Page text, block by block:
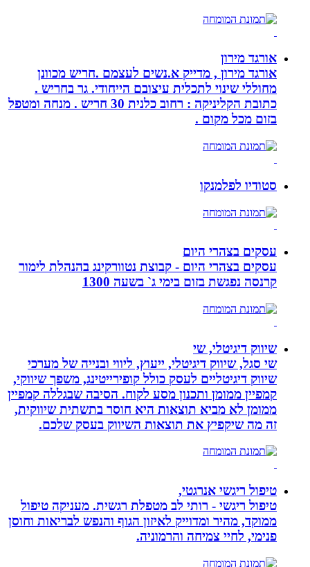
אורגד מירון
אורגד מירון , מדייק א.נשים לעצמם .חריש מכוונן
מחוללי שינוי לתכלית עיצובם הייחודי. גר בחריש .
כתובת הקליניקה : רחוב כלנית 30 חריש . מנחה ומטפל
בזום מכל מקום .
סטודיו לפלמנקו
עסקים בצהרי היום
עסקים בצהרי היום - קבוצת נטוורקינג בהנהלת לימור
קרנסה נפגשת בזום בימי ג` בשעה 1300
שיווק דיגיטלי, שי
שי סגל, שיווק דיגיטלי, ייעוץ, ליווי ובנייה של מערכי
שיווק דיגיטליים לעסק כולל קופירייטינג, משפך שיווקי,
קמפיין ממומן ותכנון מסע לקוח. הסיבה שבגללה קמפיין
ממומן לא מביא תוצאות היא חוסר בתשתית שיווקית,
זה מה שיקפיץ את תוצאות השיווק בעסק שלכם.
טיפול ריגשי אנרגטי,
טיפול ריגשי - רותי לב מטפלת רגשית. מעניקה טיפול
ממוקד, מהיר ומדוייק לאיזון הגוף והנפש לבריאות וחוסן
פנימי, לחיי צמיחה והרמוניה.